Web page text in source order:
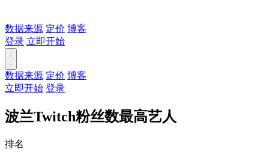
数据来源 定价 博客
登录 立即开始
数据来源 定价 博客
立即开始 登录
波兰Twitch粉丝数最高艺人
排名